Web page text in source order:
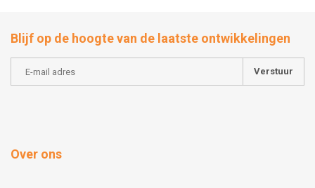
Blijf op de hoogte van de laatste ontwikkelingen
Verstuur
Over ons